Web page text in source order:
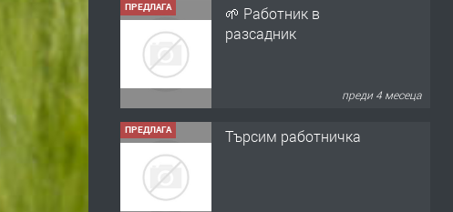
ПРЕДЛАГА
🌱 Работник в
разсадник
преди 4 месеца
ПРЕДЛАГА Търсим работничка